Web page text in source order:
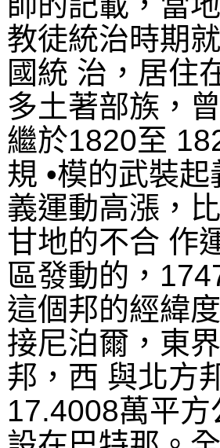
教徒統治時期
國統 治，居住
多土著部族，
繼於1820至
規 •模的武裝
義運動高漲，
甘地的不合 作
區發動的，
這個邦的經緯
接尼泊爾，東
邦，西 與北方
17.4008萬平